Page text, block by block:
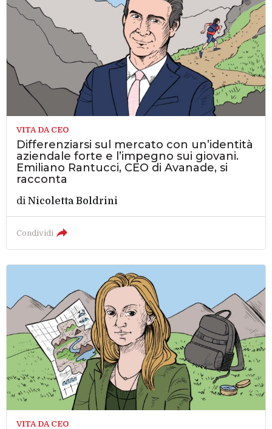
VITA DA CEO
Differenziarsi sul mercato con un’identità
aziendale forte e l’impegno sui giovani.
Emiliano Rantucci, CEO di Avanade, si
racconta
diNicoletta Boldrini
Condividi
VITA DA CEO